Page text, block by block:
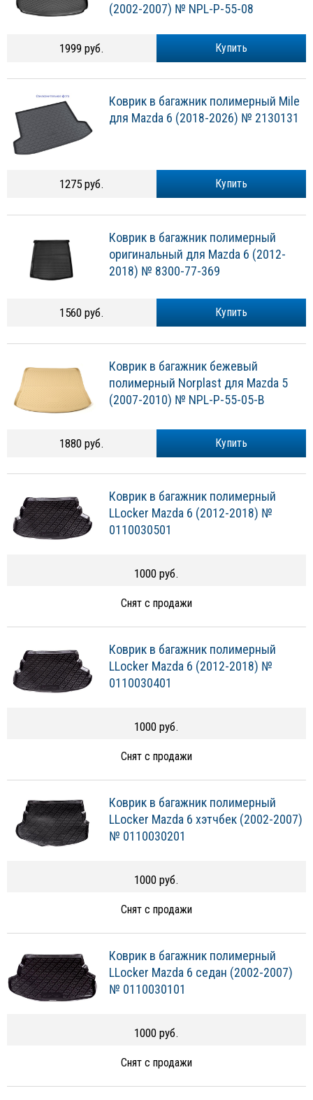
(2002-2007) № NPL-P-55-08
Купить
1999 руб.
Коврик в багажник полимерный Mile
для Mazda 6 (2018-2026) № 2130131
Купить
1275 руб.
Коврик в багажник полимерный
оригинальный для Mazda 6 (2012-
2018) № 8300-77-369
Купить
1560 руб.
Коврик в багажник бежевый
полимерный Norplast для Mazda 5
(2007-2010) № NPL-P-55-05-B
Купить
1880 руб.
Коврик в багажник полимерный
LLocker Mazda 6 (2012-2018) №
0110030501
1000 руб.
Снят с продажи
Коврик в багажник полимерный
LLocker Mazda 6 (2012-2018) №
0110030401
1000 руб.
Снят с продажи
Коврик в багажник полимерный
LLocker Mazda 6 хэтчбек (2002-2007)
№ 0110030201
1000 руб.
Снят с продажи
Коврик в багажник полимерный
LLocker Mazda 6 седан (2002-2007)
№ 0110030101
1000 руб.
Снят с продажи